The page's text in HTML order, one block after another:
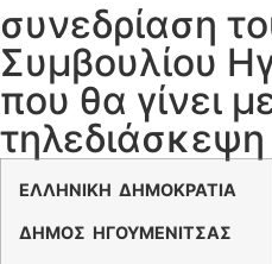
συνεδρίαση
Συμβουλίου
που θα γίνει
τηλεδιάσκεψη
ΕΛΛΗΝΙΚΗ ΔΗΜΟΚΡΑΤΙΑ
ΔΗΜΟΣ ΗΓΟΥΜΕΝΙΤΣΑΣ